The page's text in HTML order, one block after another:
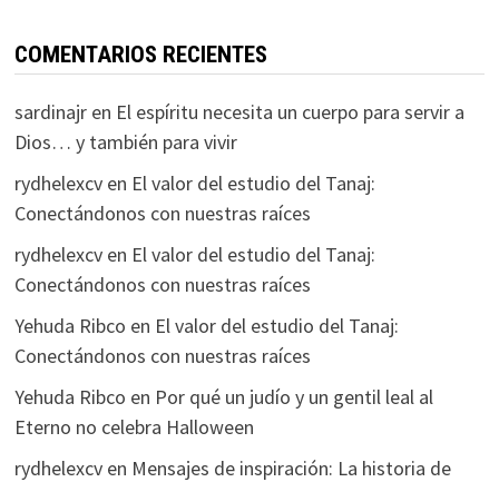
COMENTARIOS RECIENTES
sardinajren El espíritu necesita un cuerpo para servir a
Dios… y también para vivir
rydhelexcven El valor del estudio del Tanaj:
Conectándonos con nuestras raíces
rydhelexcven El valor del estudio del Tanaj:
Conectándonos con nuestras raíces
Yehuda Ribco en El valor del estudio del Tanaj:
Conectándonos con nuestras raíces
Yehuda Ribco en Por qué un judío y un gentil leal al
Eterno no celebra Halloween
rydhelexcven Mensajes de inspiración: La historia de